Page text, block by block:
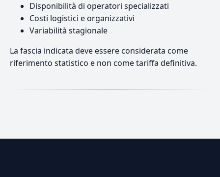
Disponibilità di operatori specializzati
Costi logistici e organizzativi
Variabilità stagionale
La fascia indicata deve essere considerata come
riferimento statistico e non come tariffa definitiva.